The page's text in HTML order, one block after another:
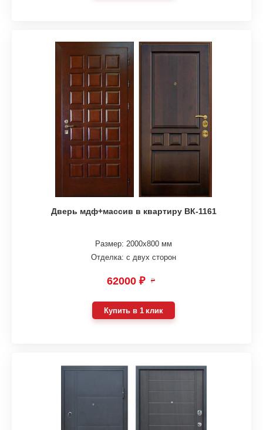
Дверь мдф+массив в квартиру ВК-1161
Размер: 2000х800 мм
Отделка: с двух сторон
62000 ₽ ₽
Купить в 1 клик